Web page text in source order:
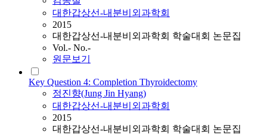
대한갑상선-내분비외과학회
2015
대한갑상선-내분비외과학회 학술대회 논문집
Vol.- No.-
원문보기
Key Question 4: Completion Thyroidectomy
정진향(Jung Jin Hyang)
대한갑상선-내분비외과학회
2015
대한갑상선-내분비외과학회 학술대회 논문집